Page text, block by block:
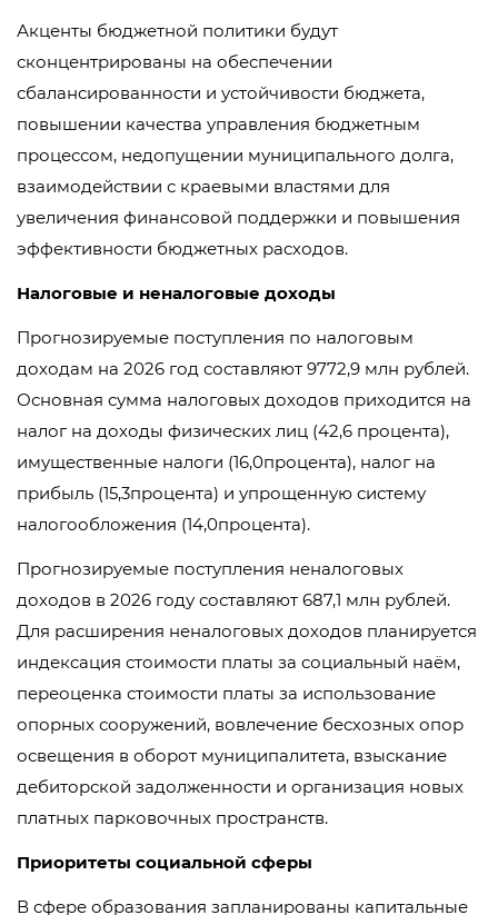
Акценты бюджетной политики будут
сконцентрированы на обеспечении
сбалансированности и устойчивости бюджета,
повышении качества управления бюджетным
процессом, недопущении муниципального долга,
взаимодействии с краевыми властями для
увеличения финансовой поддержки и повышения
эффективности бюджетных расходов.
Налоговые и неналоговые доходы
Прогнозируемые поступления по налоговым
доходам на 2026 год составляют 9772,9 млн рублей.
Основная сумма налоговых доходов приходится на
налог на доходы физических лиц (42,6 процента),
имущественные налоги (16,0процента), налог на
прибыль (15,3процента) и упрощенную систему
налогообложения (14,0процента).
Прогнозируемые поступления неналоговых
доходов в 2026 году составляют 687,1 млн рублей.
Для расширения неналоговых доходов планируется
индексация стоимости платы за социальный наём,
переоценка стоимости платы за использование
опорных сооружений, вовлечение бесхозных опор
освещения в оборот муниципалитета, взыскание
дебиторской задолженности и организация новых
платных парковочных пространств.
Приоритеты социальной сферы
В сфере образования запланированы капитальные